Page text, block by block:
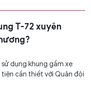
T-72 xuyên
dụng khung gầm xe
cần thiết với Quân đội